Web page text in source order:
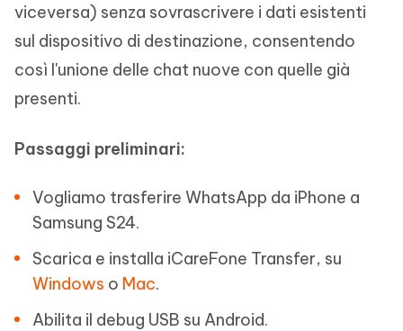
viceversa) senza sovrascrivere i dati esistenti
sul dispositivo di destinazione, consentendo
così l'unione delle chat nuove con quelle già
presenti.
Passaggi preliminari:
Vogliamo trasferire WhatsApp da iPhone a
Samsung S24.
Scarica e installa iCareFone Transfer, su
Windows o Mac.
Abilita il debug USB su Android.